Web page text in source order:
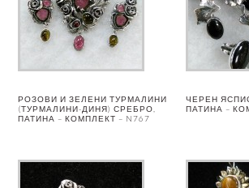
РОЗОВИ И ЗЕЛЕНИ ТУРМАЛИНИ
(ТУРМАЛИНИ-ДИНЯ) СРЕБРО,
ПАТИНА – КОМПЛЕКТ – N767
ЧЕРЕН
ПАТИНА –